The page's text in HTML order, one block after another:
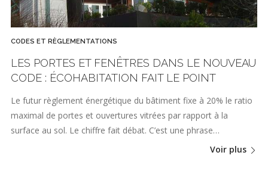
CODES ET RÈGLEMENTATIONS
LES PORTES ET FENÊTRES DANS LE NOUVEAU
CODE : ÉCOHABITATION FAIT LE POINT
Le futur règlement énergétique du bâtiment fixe à 20% le ratio
maximal de portes et ouvertures vitrées par rapport à la
surface au sol. Le chiffre fait débat. C’est une phrase…
Voir plus